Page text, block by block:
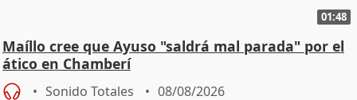
01:48
Maíllo cree que Ayuso "saldrá mal parada" por el
ático en Chamberí
Sonido Totales 08/08/2026